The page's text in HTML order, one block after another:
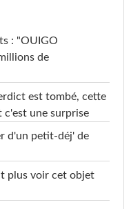
: "OUIGO
de
est tombé, cette
c'est une surprise
d'un petit-déj' de
plus voir cet objet